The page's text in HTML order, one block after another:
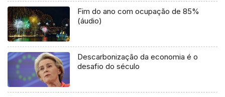
Fim do ano com ocupação de 85%
(áudio)
Descarbonização da economia é o
desafio do século